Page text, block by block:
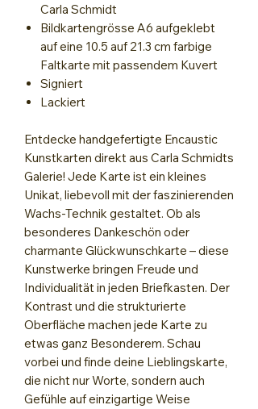
Carla Schmidt
Bildkartengrösse A6 aufgeklebt
auf eine 10.5 auf 21.3 cm farbige
Faltkarte mit passendem Kuvert
Signiert
Lackiert
Entdecke handgefertigte Encaustic
Kunstkarten direkt aus Carla Schmidts
Galerie! Jede Karte ist ein kleines
Unikat, liebevoll mit der faszinierenden
Wachs-Technik gestaltet. Ob als
besonderes Dankeschön oder
charmante Glückwunschkarte – diese
Kunstwerke bringen Freude und
Individualität in jeden Briefkasten. Der
Kontrast und die strukturierte
Oberfläche machen jede Karte zu
etwas ganz Besonderem. Schau
vorbei und finde deine Lieblingskarte,
die nicht nur Worte, sondern auch
Gefühle auf einzigartige Weise